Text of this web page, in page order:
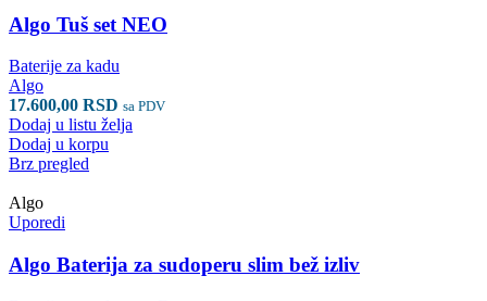
Algo Tuš set NEO
Baterije za kadu
Algo
17.600,00 RSD sa PDV
Dodaj u listu želja
Dodaj u korpu
Brz pregled
Algo
Uporedi
Algo Baterija za sudoperu slim bež izliv